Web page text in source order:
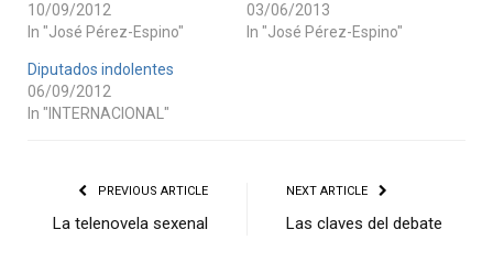
10/09/2012
In "José Pérez-Espino"
03/06/2013
In "José Pérez-Espino"
Diputados indolentes
06/09/2012
In "INTERNACIONAL"
PREVIOUS ARTICLE
La telenovela sexenal
NEXT ARTICLE
Las claves del debate